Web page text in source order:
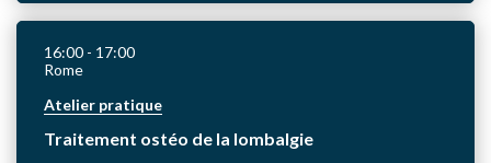
16:00 - 17:00
Rome
Atelier pratique
Traitement ostéo de la lombalgie